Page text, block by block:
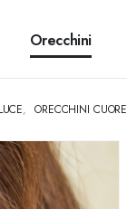
Orecchini
, ORECCHINI CUORE